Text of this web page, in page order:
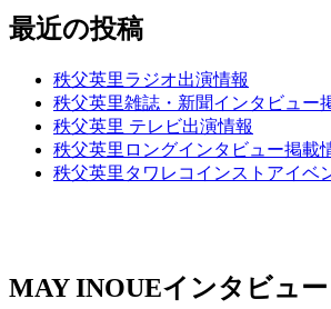
最近の投稿
秩父英里ラジオ出演情報
秩父英里雑誌・新聞インタビュー
秩父英里 テレビ出演情報
秩父英里ロングインタビュー掲載
秩父英里タワレコインストアイベ
MAY INOUEインタビュー